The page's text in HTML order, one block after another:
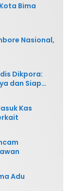
Bima
Nasional,
Dikpora:
dan Siap
Kas
Adu